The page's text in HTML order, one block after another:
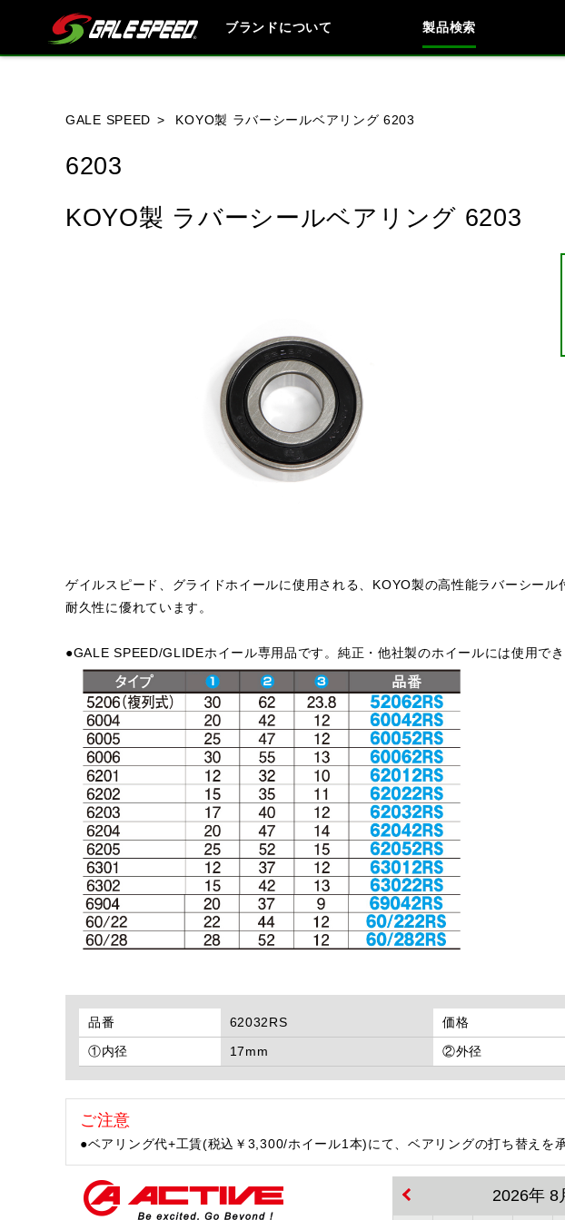
ブランドについて 製品検索
GALE SPEED KOYO製 ラバーシールベアリング 6203
6203
KOYO製 ラバーシールベアリング 6203
ゲイルスピード、グライドホイールに使用される、KOYO製の高性能ラバーシール
耐久性に優れています。
●GALE SPEED/GLIDEホイール専用品です。純正・他社製のホイールには使用でき
品番 62032RS 価格
①内径
17mm ②外径
ご注意
●ベアリング代+工賃(税込￥3,300/ホイール1本)にて、ベアリングの打ち替えを
2026年 8